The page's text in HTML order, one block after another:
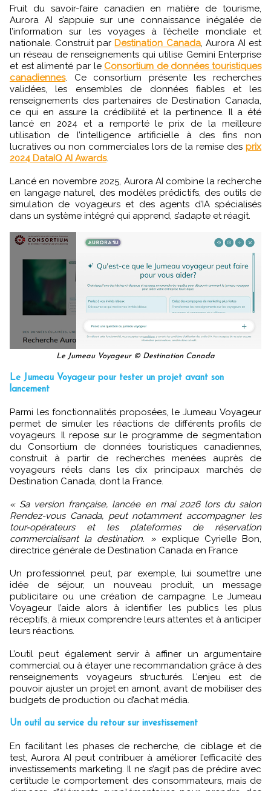
Fruit du savoir-faire canadien en matière de tourisme,
Aurora AI s’appuie sur une connaissance inégalée de
l’information sur les voyages à l’échelle mondiale et
nationale. Construit par Destination Canada, Aurora AI est
un réseau de renseignements qui utilise Gemini Enterprise
et est alimenté par le Consortium de données touristiques
canadiennes. Ce consortium présente les recherches
validées, les ensembles de données fiables et les
renseignements des partenaires de Destination Canada,
ce qui en assure la crédibilité et la pertinence. Il a été
lancé en 2024 et a remporté le prix de la meilleure
utilisation de l’intelligence artificielle à des fins non
lucratives ou non commerciales lors de la remise des prix
2024 DataIQ AI Awards.
Lancé en novembre 2025, Aurora AI combine la recherche
en langage naturel, des modèles prédictifs, des outils de
simulation de voyageurs et des agents d’IA spécialisés
dans un système intégré qui apprend, s’adapte et réagit.
Le Jumeau Voyageur © Destination Canada
Le Jumeau Voyageur pour tester un projet avant son
lancement
Parmi les fonctionnalités proposées, le Jumeau Voyageur
permet de simuler les réactions de différents profils de
voyageurs. Il repose sur le programme de segmentation
du Consortium de données touristiques canadiennes,
construit à partir de recherches menées auprès de
voyageurs réels dans les dix principaux marchés de
Destination Canada, dont la France.
« Sa version française, lancée en mai 2026 lors du salon
Rendez-vous Canada, peut notamment accompagner les
tour-opérateurs et les plateformes de réservation
commercialisant la destination. » explique Cyrielle Bon,
directrice générale de Destination Canada en France
Un professionnel peut, par exemple, lui soumettre une
idée de séjour, un nouveau produit, un message
publicitaire ou une création de campagne. Le Jumeau
Voyageur l’aide alors à identifier les publics les plus
réceptifs, à mieux comprendre leurs attentes et à anticiper
leurs réactions.
L’outil peut également servir à affiner un argumentaire
commercial ou à étayer une recommandation grâce à des
renseignements voyageurs structurés. L’enjeu est de
pouvoir ajuster un projet en amont, avant de mobiliser des
budgets de production ou d’achat média.
Un outil au service du retour sur investissement
En facilitant les phases de recherche, de ciblage et de
test, Aurora AI peut contribuer à améliorer l’efficacité des
investissements marketing. Il ne s’agit pas de prédire avec
certitude le comportement des consommateurs, mais de